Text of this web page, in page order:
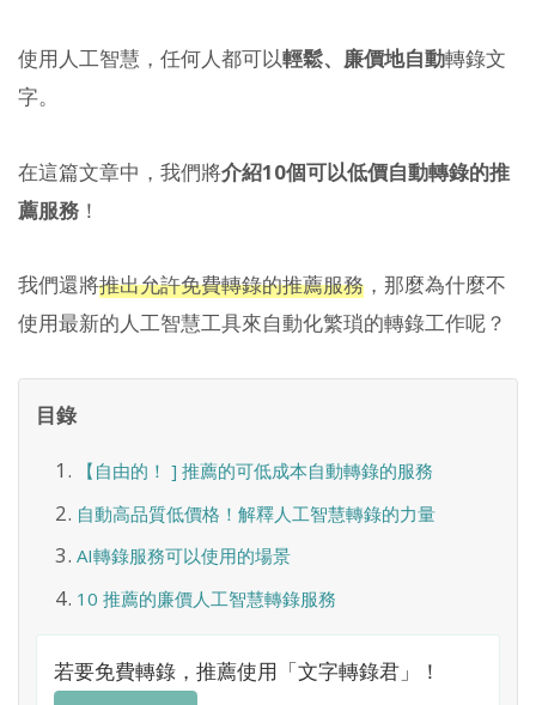
使用人工智慧，任何人都可以輕鬆、廉價地自動轉錄文
字。
在這篇文章中，我們將介紹10個可以低價自動轉錄的推
薦服務 ！
我們還將推出允許免費轉錄的推薦服務 ，那麼為什麼不
使用最新的人工智慧工具來自動化繁瑣的轉錄工作呢？
目錄
【自由的！ ] 推薦的可低成本自動轉錄的服務
自動高品質低價格！解釋人工智慧轉錄的力量
AI轉錄服務可以使用的場景
10 推薦的廉價人工智慧轉錄服務
若要免費轉錄，推薦使用「文字轉錄君」！